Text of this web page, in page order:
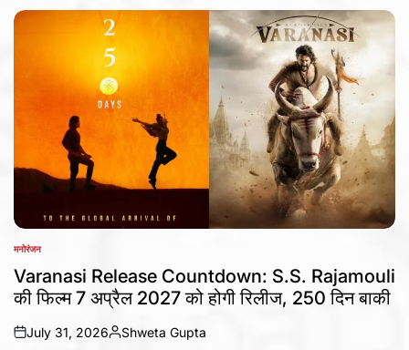
POSTED
IN
मनोरंजन
Varanasi Release Countdown: S.S. Rajamouli
की फिल्म 7 अप्रैल 2027 को होगी रिलीज, 250 दिन बाकी
on
July 31, 2026
Posted
Shweta Gupta